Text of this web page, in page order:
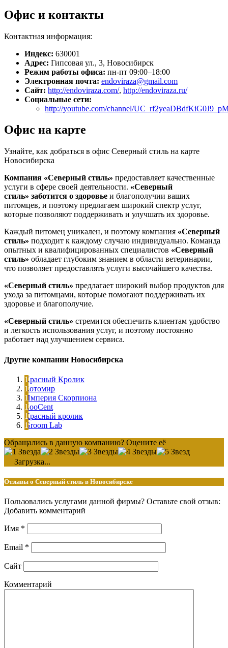
Офис и контакты
Контактная информация:
Индекс: 630001
Адрес: Гипсовая ул., 3, Новосибирск
Режим работы офиса: пн-пт 09:00–18:00
Электронная почта: endoviraza@gmail.com
Сайт: http://endoviraza.com/, http://endoviraza.ru/
Социальные сети:
http://youtube.com/channel/
Офис на карте
Узнайте, как добраться в офис Северный стиль на карте
Новосибирска
Компания «Северный стиль» предоставляет качественные
услуги в сфере своей деятельности. «Северный
стиль» заботится о здоровье и благополучии ваших
питомцев, и поэтому предлагаем широкий спектр услуг,
которые позволяют поддерживать и улучшать их здоровье.
Каждый питомец уникален, и поэтому компания «Северный
стиль» подходит к каждому случаю индивидуально. Команда
опытных и квалифицированных специалистов «Северный
стиль» обладает глубоким знанием в области ветеринарии,
что позволяет предоставлять услуги высочайшего качества.
«Северный стиль» предлагает широкий выбор продуктов для
ухода за питомцами, которые помогают поддерживать их
здоровье и благополучие.
«Северный стиль» стремится обеспечить клиентам удобство
и легкость использования услуг, и поэтому постоянно
работает над улучшением сервиса.
Другие компании Новосибирска
Красный Кролик
Котомир
Империя Скорпиона
ZooCent
Красный кролик
Groom Lab
Обращались в данную компанию? Оцените её
Загрузка...
Отзывы о Северный стиль в Новосибирске
Пользовались услугами данной фирмы? Оставьте свой отзыв:
Добавить комментарий
Имя *
Email *
Сайт
Комментарий